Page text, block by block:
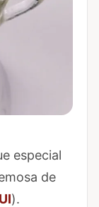
especial
de
).